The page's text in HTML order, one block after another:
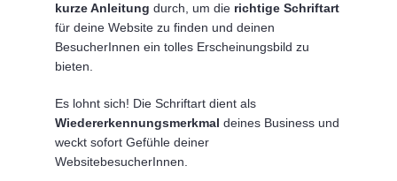
kurze Anleitung durch, um die richtige Schriftart
für deine Website zu finden und deinen
BesucherInnen ein tolles Erscheinungsbild zu
bieten.
Es lohnt sich! Die Schriftart dient als
Wiedererkennungsmerkmal deines Business und
weckt sofort Gefühle deiner
WebsitebesucherInnen.